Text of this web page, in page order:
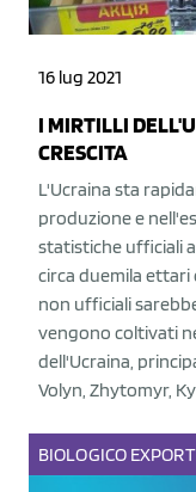
16 lug 2021
I MIRTILLI
CRESCITA
L'Ucraina sta
produzione e
statistiche ufficiali
circa duemila
non ufficiali
vengono coltivati
dell'Ucraina,
Volyn, Zhytomyr,
BIOLOGICO EXPORT